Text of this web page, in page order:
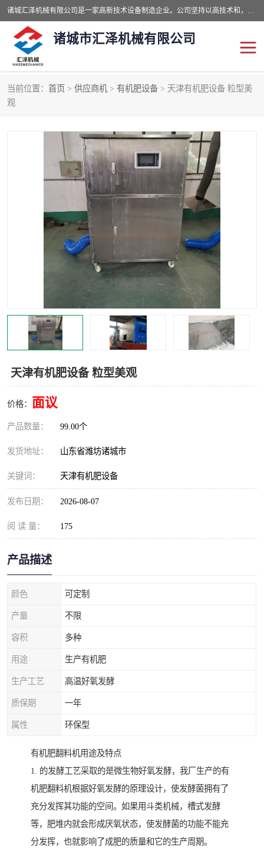
诸城汇泽机械有限公司是一家高新技术设备制造企业。公司坚持以高技术和，高服务于用户，以的环保机械制造设备赢的用户的信赖。现在主要生产死亡畜禽无害化处理和立式和卧式有机肥设备，搅拌机，烘干机，高温发酵机等。污水处理设备，固液分离机。气浮机，化制机等。公司秉承品质，用户至上，科技创新的经营理。
诸城市汇泽机械有限公司
当前位置： 首页 > 供应商机 > 有机肥设备 > 天津有机肥设备 粒型美
观
天津有机肥设备 粒型美观
价格： 面议
产品数量： 99.00个
发货地址： 山东省潍坊诸城市
关键词： 天津有机肥设备
发布日期： 2026-08-07
阅 读 量： 175
产品描述
颜色 可定制
产量 不限
容积 多种
用途 生产有机肥
生产工艺 高温好氧发酵
质保期 一年
属性 环保型
有机肥翻料机用途及特点
1. 的发酵工艺采取的是微生物好氧发酵，我厂生产的有
机肥翻料机根据好氧发酵的原理设计，使发酵菌拥有了
充分发挥其功能的空间。如果用斗类机械，槽式发酵
等，肥堆内就会形成厌氧状态，使发酵菌的功能不能充
分发挥，也就影响了成肥的质量和它的生产周期。
鸡粪发酵机 有机肥设备
纳米膜好氧发酵堆肥机 粪污烘干酶体机
纳米膜发酵
膜式发酵仓 分子膜堆肥仓
分子膜发酵堆肥设备